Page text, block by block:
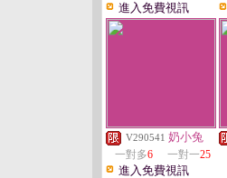
進入免費視訊
V290541 奶小兔
一對多6 一對一25
進入免費視訊